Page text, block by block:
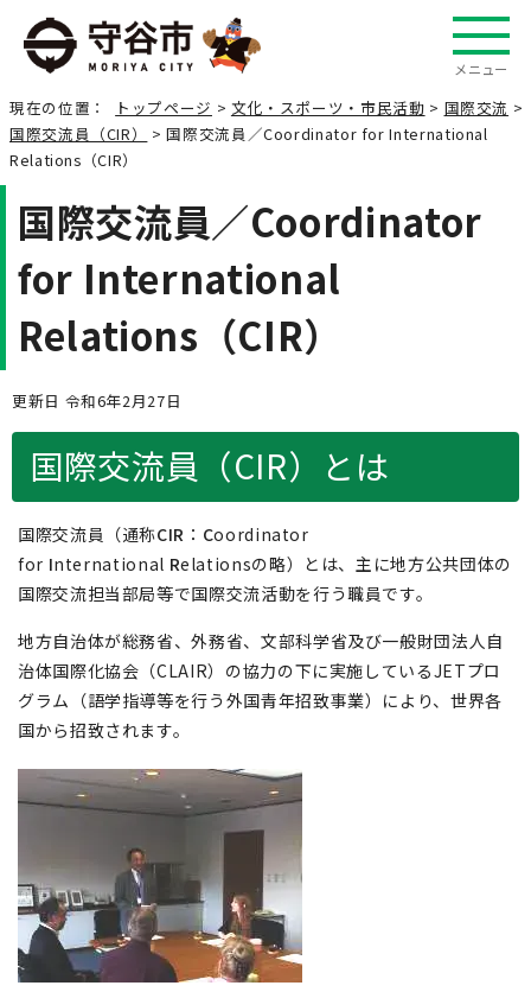
メニュー
現在の位置： トップページ > 文化・スポーツ・市民活動 > 国際交流 >
国際交流員（CIR）
> 国際交流員／Coordinator for International
Relations（CIR）
国際交流員／Coordinator
for International
Relations（CIR）
更新日 令和6年2月27日
国際交流員（CIR）とは
国際交流員（通称CIR ： Coordinator
for International Relationsの略）とは、主に地方公共団体の
国際交流担当部局等で国際交流活動を行う職員です。
地方自治体が総務省、外務省、文部科学省及び一般財団法人自
治体国際化協会（CLAIR）の協力の下に実施しているJETプロ
グラム（語学指導等を行う外国青年招致事業）により、世界各
国から招致されます。